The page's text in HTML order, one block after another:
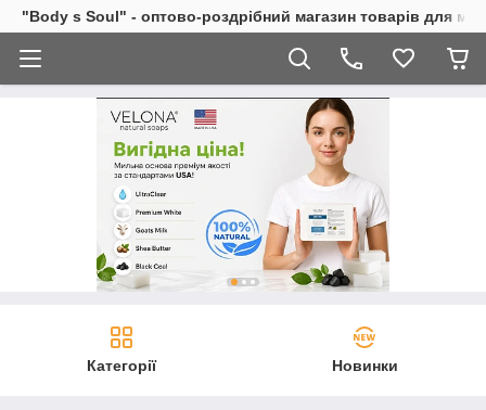
"Body s Soul" - оптово-роздрібний магазин товарів для
Категорії Новинки